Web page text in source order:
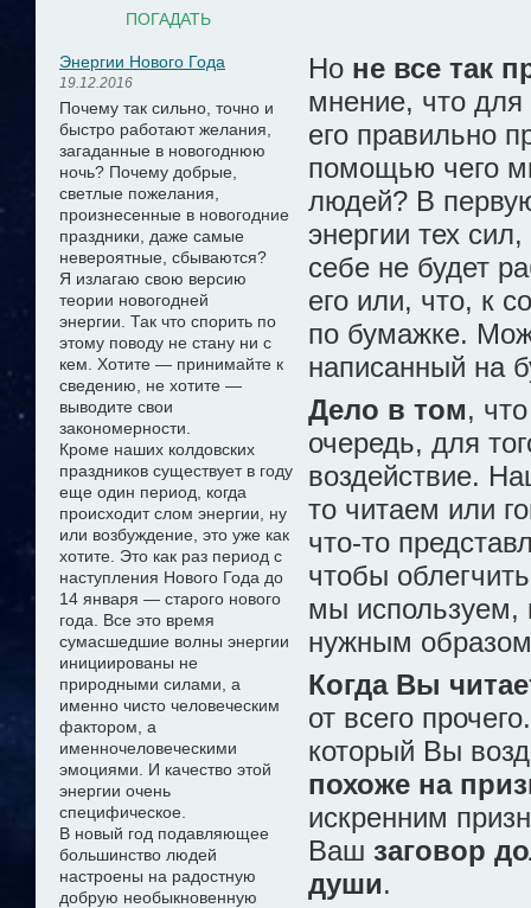
ПОГАДАТЬ
Энергии Нового Года
19.12.2016
Почему так сильно, точно и
быстро работают желания,
загаданные в новогоднюю
ночь? Почему добрые,
светлые пожелания,
произнесенные в новогодние
праздники, даже самые
невероятные, сбываются?
Я излагаю свою версию
теории новогодней
энергии. Так что спорить по
этому поводу не стану ни с
кем. Хотите — принимайте к
сведению, не хотите —
выводите свои
закономерности.
Кроме наших колдовских
праздников существует в году
еще один период, когда
происходит слом энергии, ну
или возбуждение, это уже как
хотите. Это как раз период с
наступления Нового Года до
14 января — старого нового
года. Все это время
сумасшедшие волны энергии
инициированы не
природными силами, а
именно чисто человеческим
фактором, а
именночеловеческими
эмоциями. И качество этой
энергии очень
специфическое.
В новый год подавляющее
большинство людей
настроены на радостную
добрую необыкновенную
Но не все так
мнение, что для
его правильно
помощью чего
людей? В
энергии тех
себе не будет
его или, что, к
по бумажке.
написанный на
Дело в том,
очередь, для
воздействие.
то читаем или
что-то
чтобы
мы используем,
нужным
Когда Вы
от всего
который Вы
похоже на
искренним
Ваш заговор
души.